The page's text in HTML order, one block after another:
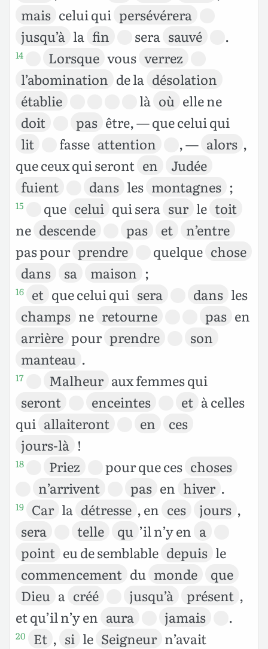
mais celui qui persévérera
jusqu’à la fin sera sauvé .
14 Lorsque vous verrez
l’abomination de la désolation
établie
là où elle ne
doit
pas être, — que celui qui
lit
fasse attention , — alors ,
que ceux qui seront en
Judée
fuient
dans les montagnes ;
15 que celui qui sera sur le toit
ne descende pas et
n’entre
pas pour prendre quelque chose
dans
sa maison ;
16 et que celui qui sera dans les
champs ne retourne pas en
arrière pour prendre
son
manteau .
17 Malheur aux femmes qui
seront
enceintes et à celles
qui allaiteront en
ces
jours-là !
18 Priez pour que ces choses
n’arrivent
pas en hiver .
19 Car la détresse , en ces jours ,
sera
telle qu ’il n’y en a
point eu de semblable depuis le
commencement du monde
que
Dieu a créé jusqu’à présent ,
et qu’il n’y en aura jamais .
20 Et , si le Seigneur n’avait